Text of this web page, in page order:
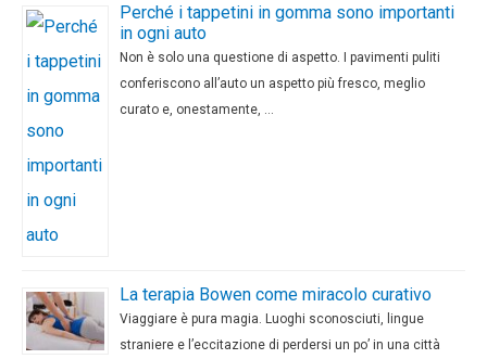
Perché i tappetini in gomma sono importanti
in ogni auto
Non è solo una questione di aspetto. I pavimenti puliti
conferiscono all’auto un aspetto più fresco, meglio
curato e, onestamente, …
La terapia Bowen come miracolo curativo
Viaggiare è pura magia. Luoghi sconosciuti, lingue
straniere e l’eccitazione di perdersi un po’ in una città